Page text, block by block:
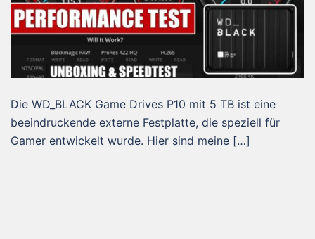
Die WD_BLACK Game Drives P10 mit 5 TB ist eine
beeindruckende externe Festplatte, die speziell für
Gamer entwickelt wurde. Hier sind meine […]